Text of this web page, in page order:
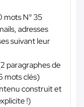
mots N° 35
adresses
suivant leur
paragraphes de
mots clés)
construit et
!)